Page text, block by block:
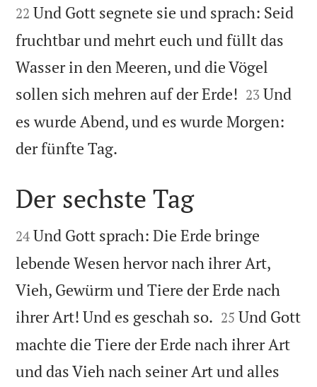
22 Und Gott segnete sie und sprach: Seid
fruchtbar und mehrt euch und füllt das
Wasser in den Meeren, und die Vögel
sollen sich mehren auf der Erde! 

23 Und
es wurde Abend, und es wurde Morgen:
der fünfte Tag.

Der sechste Tag

24 Und Gott sprach: Die Erde bringe
lebende Wesen hervor nach ihrer Art,
Vieh, Gewürm und Tiere der Erde nach
ihrer Art! Und es geschah so. 

25 Und Gott
machte die Tiere der Erde nach ihrer Art
und das Vieh nach seiner Art und alles